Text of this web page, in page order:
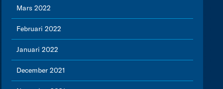
Mars 2022
Februari 2022
Januari 2022
December 2021